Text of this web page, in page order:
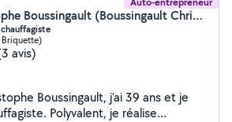
Christophe Boussingault (Boussingault Christophe)
avis)
Boussingault, j'ai 39 ans et je
Polyvalent, je réalise